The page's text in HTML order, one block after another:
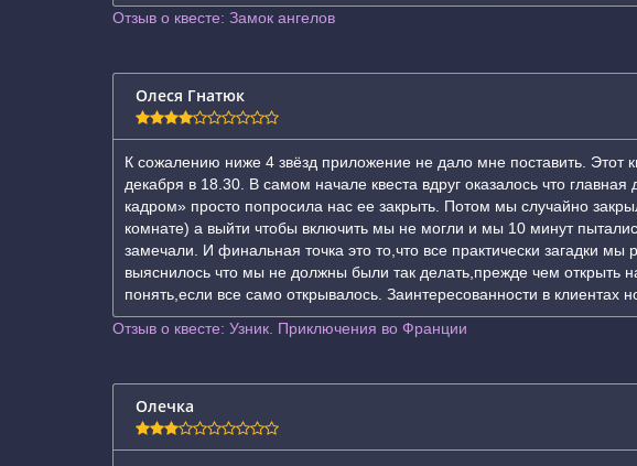
Отзыв о квесте: Замок ангелов
Олеся Гнатюк
К сожалению ниже 4 звёзд приложение не дало мне поставить. Этот
декабря в 18.30. В самом начале квеста вдруг оказалось что
кадром» просто попросила нас ее закрыть. Потом мы случайно
комнате) а выйти чтобы включить мы не могли и мы 10 минут
замечали. И финальная точка это то,что все практически загадки
выяснилось что мы не должны были так делать,прежде чем
понять,если все само открывалось. Заинтересованности в клиентах
Отзыв о квесте: Узник. Приключения во Франции
Олечка